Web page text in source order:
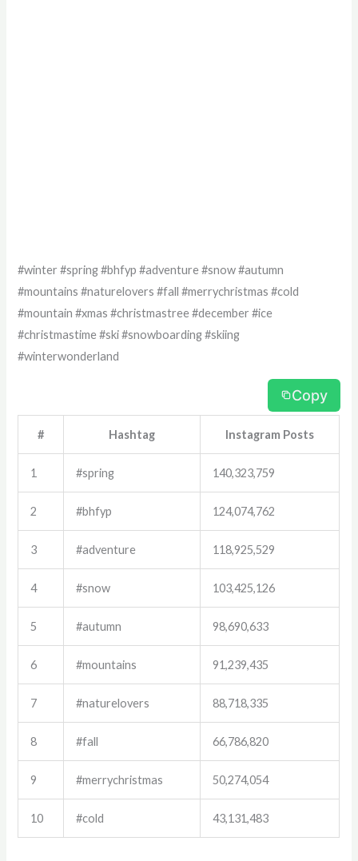
#winter #spring #bhfyp #adventure #snow #autumn
#mountains #naturelovers #fall #merrychristmas #cold
#mountain #xmas #christmastree #december #ice
#christmastime #ski #snowboarding #skiing
#winterwonderland
Copy
# Hashtag Instagram Posts
1 #spring 140,323,759
2 #bhfyp 124,074,762
3 #adventure 118,925,529
4 #snow 103,425,126
5 #autumn 98,690,633
6 #mountains 91,239,435
7 #naturelovers 88,718,335
8 #fall 66,786,820
9 #merrychristmas 50,274,054
10 #cold 43,131,483